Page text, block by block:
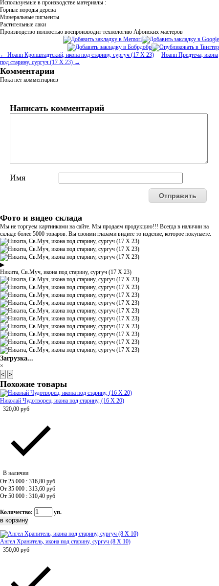
Используемые в производстве материалы :
Горные породы дерева
Минеральные пигменты
Растительные лаки
Производство полностью воспроизводит технологию Афонских мастеров
← Иоанн Кронштадтский, икона под старину, сургуч (17 Х 23)
Иоанн Предтеча, икона
под старину, сургуч (17 Х 23) →
Комментарии
Пока нет комментариев
Написать комментарий
Имя
Фото и видео склада
Мы не торгуем картинками на сайте. Мы продаем продукцию!!! Всегда в наличии на
складе более 5000 товаров. Вы своими глазами видите то изделие, которое покупаете.
▶
Никита, Св.Муч, икона под старину, сургуч (17 Х 23)
Загрузка...
×
< >
Похожие товары
Николай Чудотворец, икона под старину, (16 Х 20)
320,00 руб
В наличии
От 25 000 : 316,80 руб
От 35 000 : 313,60 руб
От 50 000 : 310,40 руб
Количество: уп.
Ангел Хранитель, икона под старину, сургуч (8 Х 10)
350,00 руб